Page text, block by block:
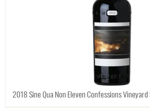
2018 Sine Qua Non Eleven Confessions Vineyard